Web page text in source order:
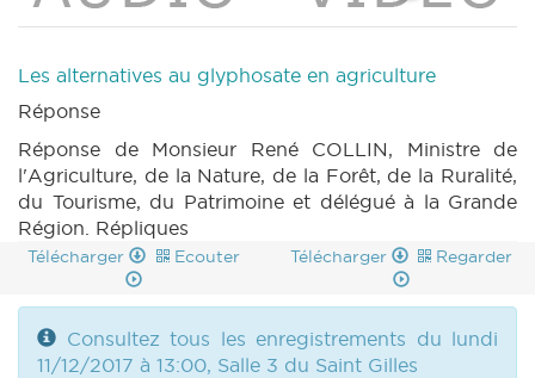
Les alternatives au glyphosate en agriculture
Réponse
Réponse de Monsieur René COLLIN, Ministre de
l'Agriculture, de la Nature, de la Forêt, de la Ruralité,
du Tourisme, du Patrimoine et délégué à la Grande
Région. Répliques
Télécharger Ecouter Télécharger Regarder
Consultez tous les enregistrements du lundi
11/12/2017 à 13:00, Salle 3 du Saint Gilles